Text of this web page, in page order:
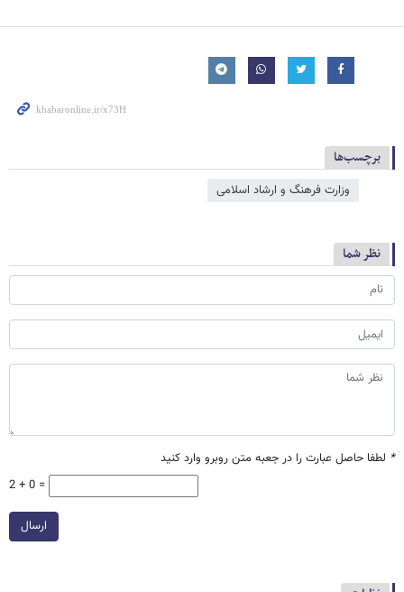
برچسب‌ها
وزارت فرهنگ و ارشاد اسلامی
نظر شما
* لطفا حاصل عبارت را در جعبه متن روبرو وارد کنید
2 + 0 =
ارسال